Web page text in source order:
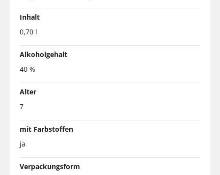
Inhalt
0,70 l
Alkoholgehalt
40 %
Alter
7
mit Farbstoffen
ja
Verpackungsform